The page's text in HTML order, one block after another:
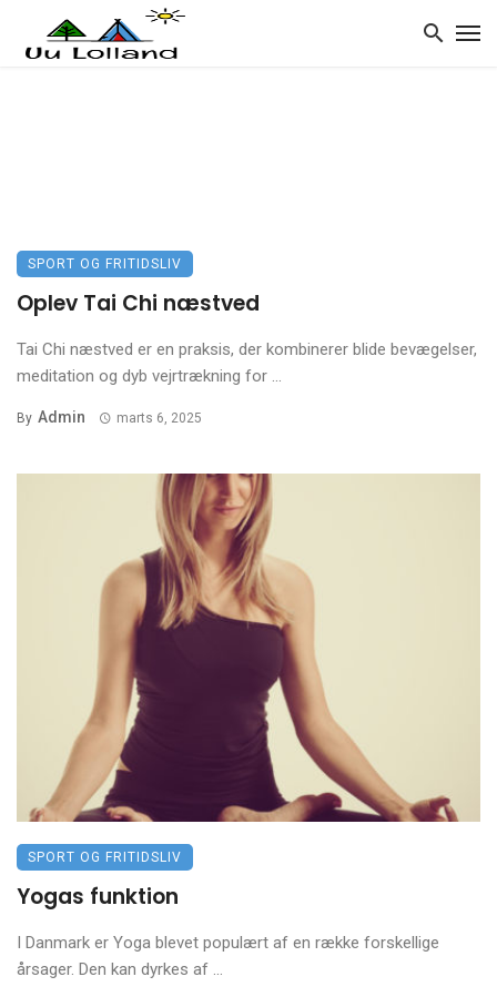
SPORT OG FRITIDSLIV
Oplev Tai Chi næstved
Tai Chi næstved er en praksis, der kombinerer blide bevægelser,
meditation og dyb vejrtrækning for ...
By Admin marts 6, 2025
SPORT OG FRITIDSLIV
Yogas funktion
I Danmark er Yoga blevet populært af en række forskellige
årsager. Den kan dyrkes af ...